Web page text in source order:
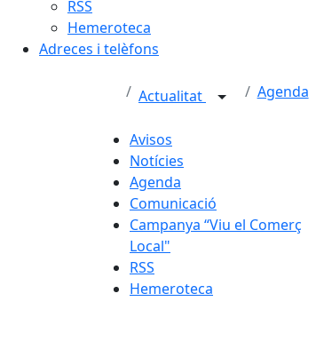
RSS
Hemeroteca
Adreces i telèfons
Actualitat Agenda
Avisos
Notícies
Agenda
Comunicació
Campanya “Viu el Comerç
Local"
RSS
Hemeroteca